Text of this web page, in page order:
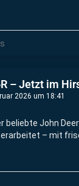
– Jetzt im
2026 um 18:41
beliebte John
– mit